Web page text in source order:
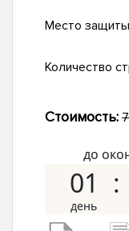
Место
Количество
Стоимость:
до
01